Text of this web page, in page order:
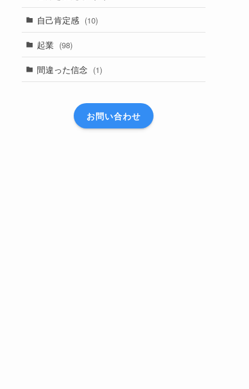
自己肯定感 (10)
起業 (98)
間違った信念 (1)
お問い合わせ